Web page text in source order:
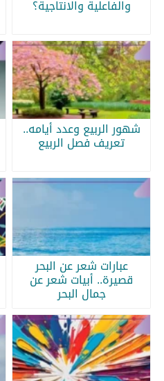
والفاعلية والانتاجية؟
شهور الربيع وعدد أيامه..
تعريف فصل الربيع
عبارات شعر عن البحر
قصيرة.. أبيات شعر عن
جمال البحر